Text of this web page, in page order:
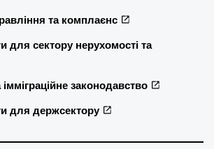
та комплаєнс
для сектору нерухомості та
законодавство
для держсектору